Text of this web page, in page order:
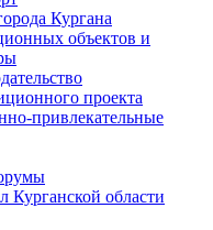
Кургана
объектов и
проекта
привлекательные
области